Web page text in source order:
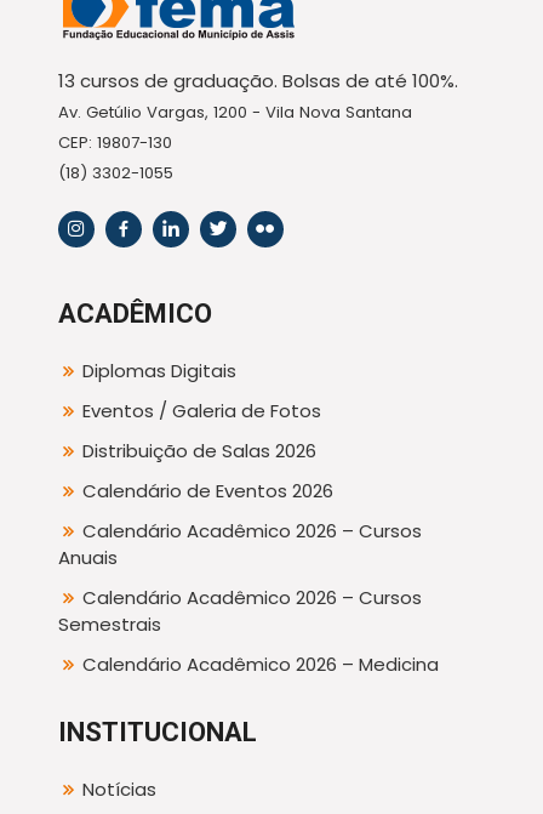
13 cursos de graduação. Bolsas de até 100%.
Av. Getúlio Vargas, 1200 - Vila Nova Santana
CEP: 19807-130
(18) 3302-1055
ACADÊMICO
Diplomas Digitais
Eventos / Galeria de Fotos
Distribuição de Salas 2026
Calendário de Eventos 2026
Calendário Acadêmico 2026 – Cursos
Anuais
Calendário Acadêmico 2026 – Cursos
Semestrais
Calendário Acadêmico 2026 – Medicina
INSTITUCIONAL
Notícias